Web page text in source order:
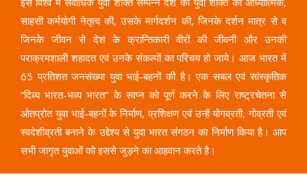
साहसी कर्मयोगी नेतृत्व की, उसके मार्गदर्शन की, जिनके दर्शन मात्र से व
जिनके जीवन से देश के क्रान्तिकारी वीरों की जीवनी और उनकी
पराक्रमशाली शहादत एवं उनके संकल्पों का परिचय हो जाये। आज भारत में
65 प्रतिशत जनसंख्या युवा भाई-बहनों की है। एक सबल एवं सांस्कृतिक
“दिव्य भारत-भव्य भारत” के स्वप्न को पूर्ण करने के लिए राष्ट्रचेतना से
ओतप्रोत युवा भाई-बहनों के निर्माण, प्रशिक्षण एवं उन्हें योगव्रती, गोव्रती एवं
स्वदेशीव्रती बनाने के उद्देश्य से युवा भारत संगठन का निर्माण किया है। आप
सभी जागृत युवाओं को इससे जुड़ने का आहवान करते है।